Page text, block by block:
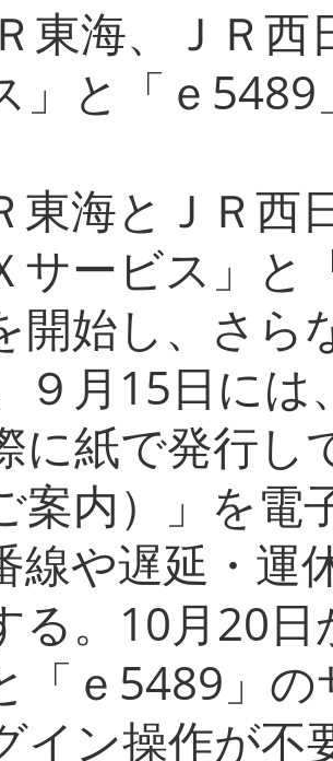
東海、ＪＲ
」と「ｅ
海とＪＲ西
サービス」
開始し、さら
９月15日に
に紙で発行し
案内）」を電
線や遅延・運
る。10月20
「ｅ5489」
イン操作が不